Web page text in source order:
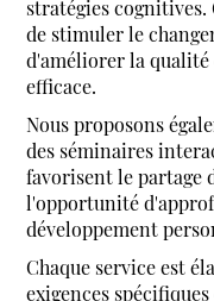
stratégies
de stimuler le
d'améliorer la qualité
efficace.
Nous proposons
des séminaires
favorisent le partage
l'opportunité
développement
Chaque service est
exigences